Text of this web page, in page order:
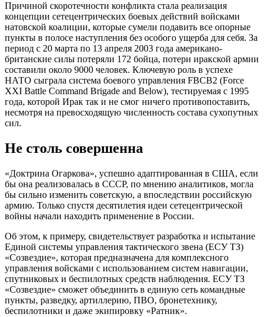
Причиной скоротечности конфликта стала реализация
концепции сетецентрических боевых действий войсками
натовской коалиции, которые сумели подавить все опорные
пункты в полосе наступления без особого ущерба для себя. За
период с 20 марта по 13 апреля 2003 года американо-
британские силы потеряли 172 бойца, потери иракской армии
составили около 9000 человек. Ключевую роль в успехе
НАТО сыграла система боевого управления FBCB2 (Force
XXI Battle Command Brigade and Below), тестируемая с 1995
года, которой Ирак так и не смог ничего противопоставить,
несмотря на превосходящую численность состава сухопутных
сил.
Не столь совершенна
«Доктрина Огаркова», успешно адаптированная в США, если
бы она реализовалась в СССР, по мнению аналитиков, могла
бы сильно изменить советскую, а впоследствии российскую
армию. Только спустя десятилетия идеи сетецентрической
войны начали находить применение в России.
Об этом, к примеру, свидетельствует разработка и испытание
Единой системы управления тактического звена (ЕСУ ТЗ)
«Созвездие», которая предназначена для комплексного
управления войсками с использованием систем навигации,
спутниковых и беспилотных средств наблюдения. ЕСУ ТЗ
«Созвездие» сможет объединить в единую сеть командные
пункты, разведку, артиллерию, ПВО, бронетехнику,
беспилотники и даже экипировку «Ратник».